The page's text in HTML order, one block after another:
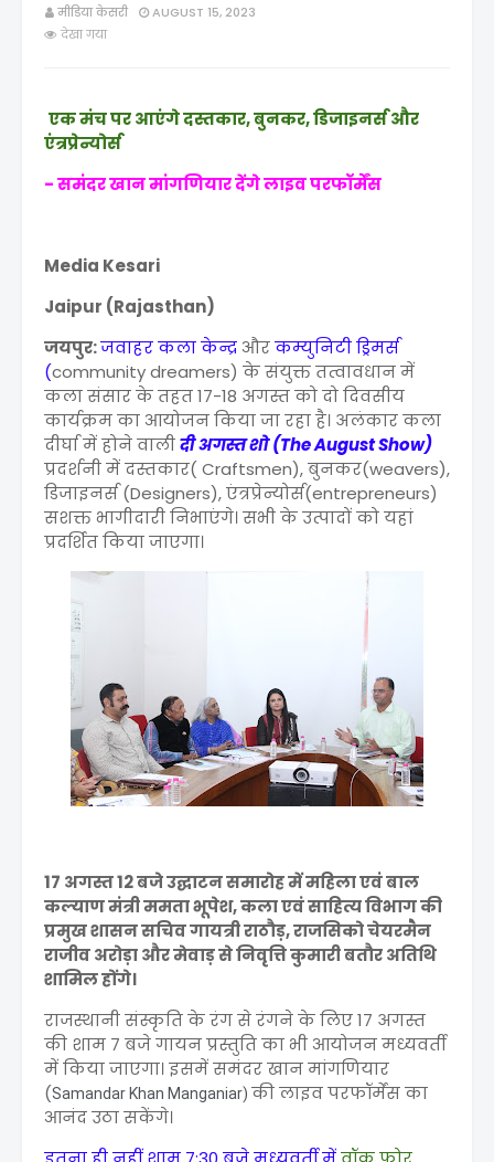
मीडिया केसरी
AUGUST 15, 2023
देखा गया
एक मंच पर आएंगे दस्तकार, बुनकर, डिजाइनर्स और
एंत्रप्रेन्योर्स
- समंदर खान मांगणियार देंगे लाइव परफॉर्मेंस
Media Kesari
Jaipur (Rajasthan)
जयपुर:जवाहर कला केन्द्र औरकम्युनिटी ड्रिमर्स
(community dreamers) के संयुक्त तत्वावधान में
कला संसार के तहत 17-18 अगस्त को दो दिवसीय
कार्यक्रम का आयोजन किया जा रहा है। अलंकार कला
दीर्घा में होने वालीदी अगस्त शो (The August Show)
प्रदर्शनी में दस्तकार( Craftsmen), बुनकर(weavers),
डिजाइनर्स (Designers), एंत्रप्रेन्योर्स(entrepreneurs)
सशक्त भागीदारी निभाएंगे। सभी के उत्पादों को यहां
प्रदर्शित किया जाएगा।
17 अगस्त 12 बजे उद्घाटन समारोह में महिला एवं बाल
कल्याण मंत्री ममता भूपेश, कला एवं साहित्य विभाग की
प्रमुख शासन सचिव गायत्री राठौड़, राजसिको चेयरमैन
राजीव अरोड़ा और मेवाड़ से निवृत्ति कुमारी बतौर अतिथि
शामिल होंगे।
राजस्थानी संस्कृति के रंग से रंगने के लिए 17 अगस्त
की शाम 7 बजे गायन प्रस्तुति का भी आयोजन मध्यवर्ती
में किया जाएगा। इसमें समंदर खान मांगणियार
(Samandar Khan Manganiar) की लाइव परफॉर्मेंस का
आनंद उठा सकेंगे।